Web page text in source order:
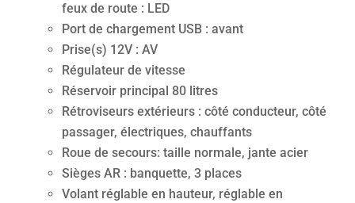
feux de route : LED
Port de chargement USB : avant
Prise(s) 12V : AV
Régulateur de vitesse
Réservoir principal 80 litres
Rétroviseurs extérieurs : côté conducteur, côté
passager, électriques, chauffants
Roue de secours: taille normale, jante acier
Sièges AR : banquette, 3 places
Volant réglable en hauteur, réglable en